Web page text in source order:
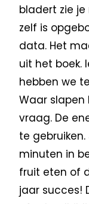
bladert zie
zelf is
data. Het
uit het boek.
hebben we
Waar slapen
vraag. De
te
minuten in
fruit eten of
jaar succes!